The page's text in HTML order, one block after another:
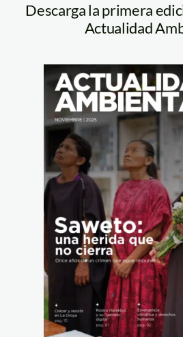
Descarga la primera
Actualidad